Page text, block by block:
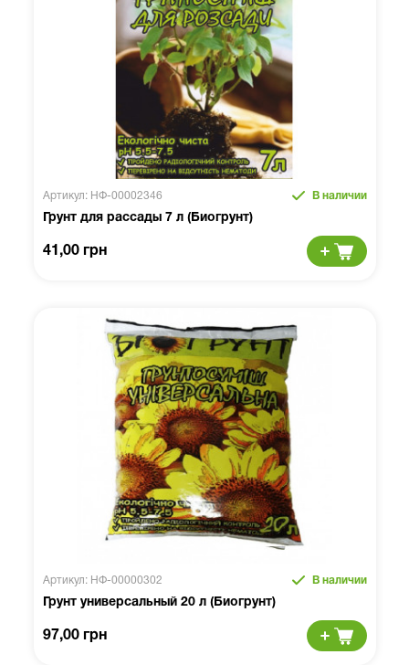
Артикул: НФ-00002346 В наличии
Грунт для рассады 7 л (Биогрунт)
41,00 грн
Артикул: НФ-00000302 В наличии
Грунт универсальный 20 л (Биогрунт)
97,00 грн